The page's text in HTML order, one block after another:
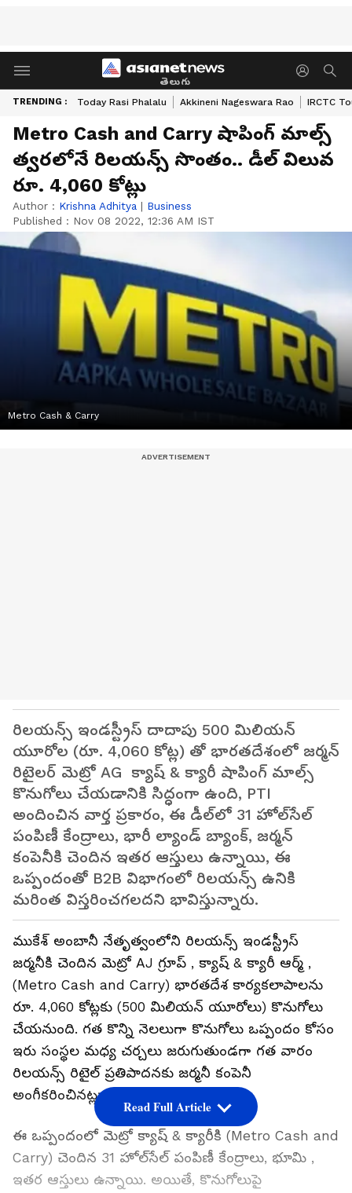
తెలుగు
TRENDING : Today Rasi Phalalu Akkineni Nageswara Rao IRCTC
Metro Cash and Carry షాపింగ్ మాల్స్
త్వరలోనే రిలయన్స్ సొంతం.. డీల్ విలువ
రూ. 4,060 కోట్లు
Author : Krishna Adhitya | Business
Published : Nov 08 2022, 12:36 AM IST
Metro Cash & Carry
రిలయన్స్ ఇండస్ట్రీస్ దాదాపు 500 మిలియన్
యూరోల (రూ. 4,060 కోట్ల) తో భారతదేశంలో జర్మన్
రిటైలర్ మెట్రో AG క్యాష్ & క్యారీ షాపింగ్ మాల్స్
కొనుగోలు చేయడానికి సిద్ధంగా ఉంది, PTI
అందించిన వార్త ప్రకారం, ఈ డీల్‌లో 31 హోల్‌సేల్
పంపిణీ కేంద్రాలు, భారీ ల్యాండ్ బ్యాంక్‌, జర్మన్
కంపెనీకి చెందిన ఇతర ఆస్తులు ఉన్నాయి, ఈ
ఒప్పందంతో B2B విభాగంలో రిలయన్స్ ఉనికి
మరింత విస్తరించగలదని భావిస్తున్నారు.
ముకేశ్ అంబానీ నేతృత్వంలోని రిలయన్స్ ఇండస్ట్రీస్
జర్మనీకి చెందిన మెట్రో AJ గ్రూప్ , క్యాష్ & క్యారీ ఆర్మ్ ,
(Metro Cash and Carry) భారతదేశ కార్యకలాపాలను
రూ. 4,060 కోట్లకు (500 మిలియన్ యూరోలు) కొనుగోలు
చేయనుంది. గత కొన్ని నెలలుగా కొనుగోలు ఒప్పందం కోసం
ఇరు సంస్థల మధ్య చర్చలు జరుగుతుండగా గత వారం
రిలయన్స్ రిటైల్ ప్రతిపాదనకు జర్మనీ కంపెనీ
అంగీకరించినట్లు సమాచారం.
ఈ ఒప్పందంలో మెట్రో క్యాష్ & క్యారీకి (Metro Cash and
Carry) చెందిన 31 హోల్‌సేల్ పంపిణీ కేంద్రాలు, భూమి ,
ఇతర ఆస్తులు ఉన్నాయి. అయితే, కొనుగోలుపై
Read Full Article